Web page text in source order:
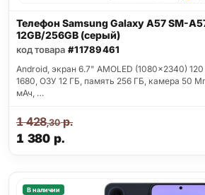
Телефон Samsung Galaxy A57 SM-
12GB/256GB (серый)
код товара #11789461
Android, экран 6.7" AMOLED (1080x2340)
1680, ОЗУ 12 ГБ, память 256 ГБ, камера 50
мАч, …
1 380 р.
1 428,30р.
В наличии